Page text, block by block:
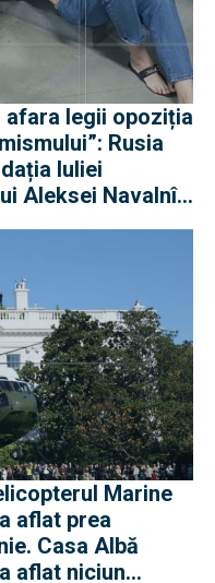
legii opoziția
Rusia
Iuliei
Aleksei Navalnîi,
Marine
aflat prea
Casa Albă
aflat niciun